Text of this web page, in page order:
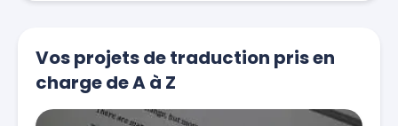
Vos projets de traduction pris en
charge de A à Z